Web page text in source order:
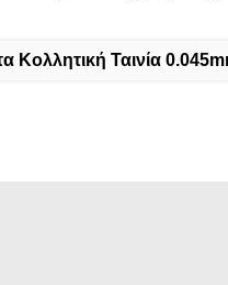
Κολλητική Ταινία